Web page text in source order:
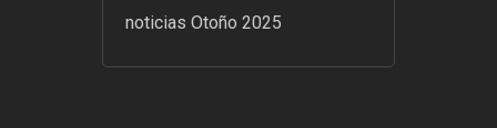
noticias Otoño 2025